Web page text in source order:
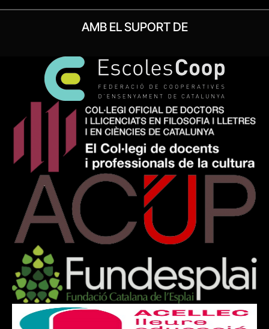
AMB EL SUPORT DE